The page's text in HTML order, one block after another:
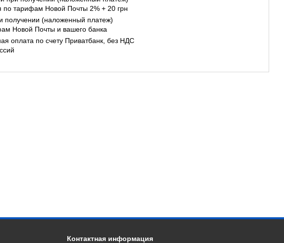
по тарифам Новой Почты 2% + 20 грн
получении (наложенный платеж)
Новой Почты и вашего банка
оплата по счету Приватбанк, без НДС
Контактная информация